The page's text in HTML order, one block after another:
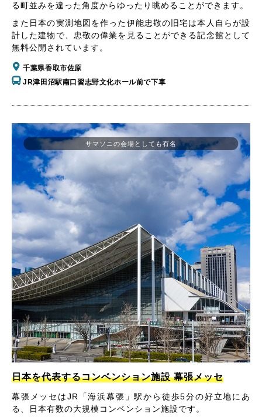
る町並みを違った角度からゆったり眺めることができます。
また日本の実測地図を作った伊能忠敬の旧宅は本人自らが設
計した建物で、忠敬の偉業を見ることができる記念館として
無料公開されています。
千葉県香取市佐原
JR津田沼駅南口習志野文化ホール前で下車
日本を代表するコンベンション施設 幕張メッセ
幕張メッセはJR「海浜幕張」駅から徒歩5分の好立地にあ
る、日本有数の大規模コンベンション施設です。
サマソニの会場としても有名